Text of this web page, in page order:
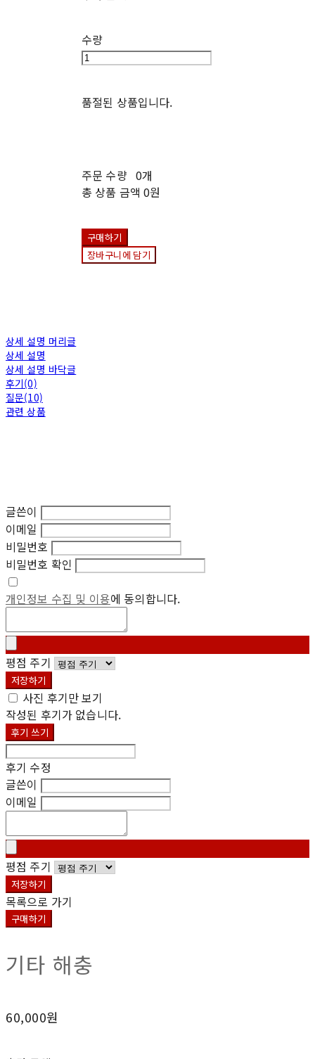
수량
품절된 상품입니다.
주문 수량 0개
총 상품 금액 0원
구매하기
장바구니에 담기
상세 설명 머리글
상세 설명
상세 설명 바닥글
후기(0)
질문(10)
관련 상품
글쓴이
이메일
비밀번호
비밀번호 확인
개인정보 수집 및 이용에 동의합니다.
평점 주기
저장하기
사진 후기만 보기
작성된 후기가 없습니다.
후기 쓰기
후기 수정
글쓴이
이메일
평점 주기
저장하기
목록으로 가기
구매하기
기타 해충
60,000원